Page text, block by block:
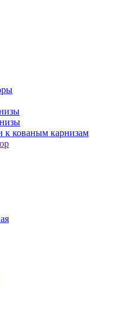
к кованым карнизам